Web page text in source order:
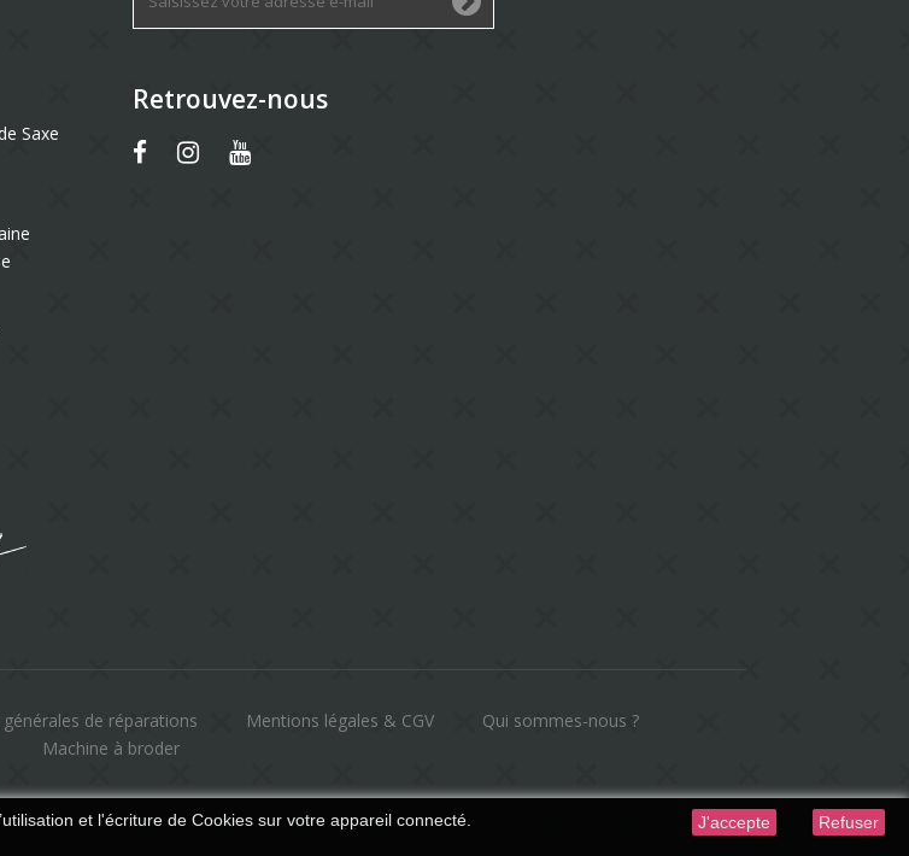
Saxe
Retrouvez-nous
de réparations Mentions légales & CGV
Qui sommes-nous ?
Machine à broder
et l'écriture de Cookies sur votre appareil connecté. J'accepte Refuser